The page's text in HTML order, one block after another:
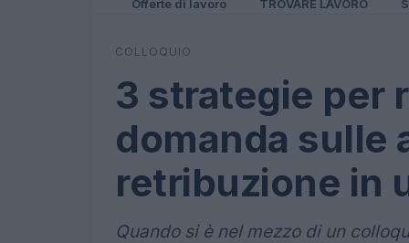
Offerte di lavoro TROVARE LAVORO
COLLOQUIO
3 strategie per
domanda sulle
retribuzione in
Quando si è nel mezzo di un